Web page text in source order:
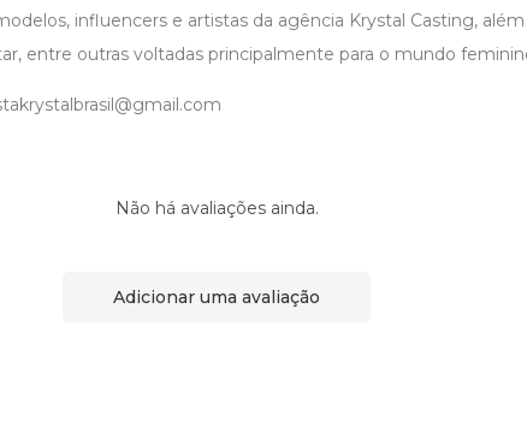
influencers e artistas da agência Krystal Casting,
entre outras voltadas principalmente para o mundo
Não há avaliações ainda.
Adicionar uma avaliação